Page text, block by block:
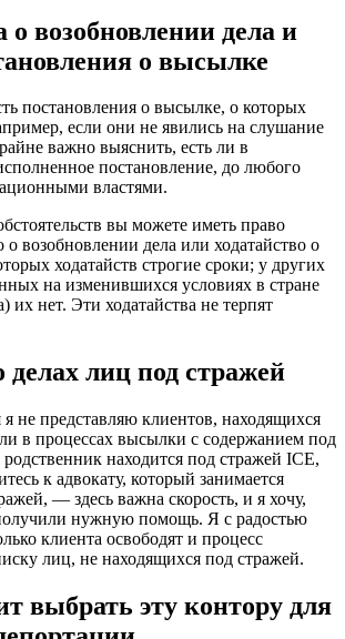
о возобновлении дела и
о высылке
постановления о высылке, о которых
если они не явились на слушание
важно выяснить, есть ли в
постановление, до любого
властями.
вы можете иметь право
о возобновлении дела или ходатайство о
ходатайств строгие сроки; у других
на изменившихся условиях в стране
их нет. Эти ходатайства не терпят
делах лиц под стражей
не представляю клиентов, находящихся
в процессах высылки с содержанием под
находится под стражей ICE,
к адвокату, который занимается
— здесь важна скорость, и я хочу,
нужную помощь. Я с радостью
клиента освободят и процесс
лиц, не находящихся под стражей.
выбрать эту контору для